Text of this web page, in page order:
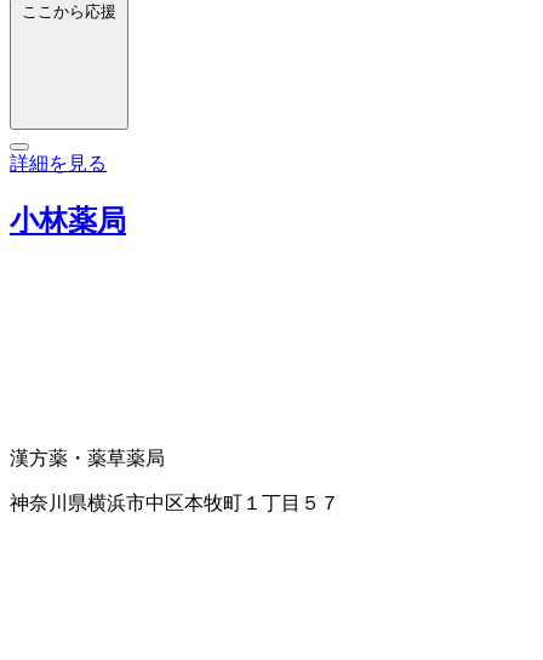
ここから応援
詳細を見る
小林薬局
漢方薬・薬草薬局
神奈川県横浜市中区本牧町１丁目５７